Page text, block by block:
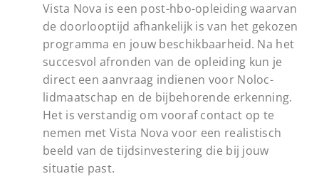
Vista Nova is een post-hbo-opleiding waarvan
de doorlooptijd afhankelijk is van het gekozen
programma en jouw beschikbaarheid. Na het
succesvol afronden van de opleiding kun je
direct een aanvraag indienen voor Noloc-
lidmaatschap en de bijbehorende erkenning.
Het is verstandig om vooraf contact op te
nemen met Vista Nova voor een realistisch
beeld van de tijdsinvestering die bij jouw
situatie past.